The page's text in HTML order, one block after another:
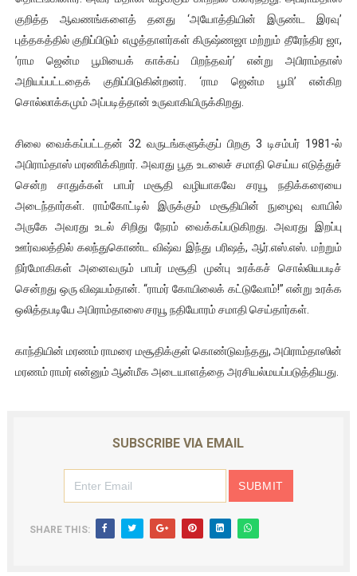
குறித்த ஆவணங்களைத் தனது ‘அயோத்தியின் இருண்ட இரவு’
புத்தகத்தில் குறிப்பிடும் எழுத்தாளர்கள் கிருஷ்ணஜா மற்றும் தீரேந்திர ஜா,
’ராம ஜென்ம பூமியைக் காக்கப் பிறந்தவர்’ என்று அபிராம்தாஸ்
அறியப்பட்டதைக் குறிப்பிடுகின்றனர். ‘ராம ஜென்ம பூமி’ என்கிற
சொல்லாக்கமும் அப்படித்தான் உருவாகியிருக்கிறது.
சிலை வைக்கப்பட்டதன் 32 வருடங்களுக்குப் பிறகு 3 டிசம்பர் 1981-ல்
அபிராம்தாஸ் மரணிக்கிறார். அவரது பூத உடலைச் சமாதி செய்ய எடுத்துச்
சென்ற சாதுக்கள் பாபர் மசூதி வழியாகவே சரயூ நதிக்கரையை
அடைந்தார்கள். ராம்கோட்டில் இருக்கும் மசூதியின் நுழைவு வாயில்
அருகே அவரது உடல் சிறிது நேரம் வைக்கப்படுகிறது. அவரது இறப்பு
ஊர்வலத்தில் கலந்துகொண்ட விஷ்வ இந்து பரிஷத், ஆர்.எஸ்.எஸ். மற்றும்
நிர்மோகிகள் அனைவரும் பாபர் மசூதி முன்பு உரக்கச் சொல்லியபடிச்
சென்றது ஒரு விஷயம்தான். “ராமர் கோயிலைக் கட்டுவோம்!” என்று உரக்க
ஒலித்தபடியே அபிராம்தாஸை சரயூ நதியோரம் சமாதி செய்தார்கள்.
காந்தியின் மரணம் ராமரை மசூதிக்குள் கொண்டுவந்தது, அபிராம்தாஸின்
மரணம் ராமர் என்னும் ஆன்மீக அடையாளத்தை அரசியல்மயப்படுத்தியது.
SUBSCRIBE VIA EMAIL
SHARE THIS: